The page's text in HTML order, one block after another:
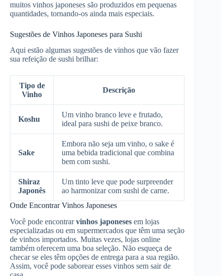
muitos vinhos japoneses são produzidos em pequenas
quantidades, tornando-os ainda mais especiais.
Sugestões de Vinhos Japoneses para Sushi
Aqui estão algumas sugestões de vinhos que vão fazer
sua refeição de sushi brilhar:
Tipo de
Vinho
Descrição
Koshu
Um vinho branco leve e frutado,
ideal para sushi de peixe branco.
Sake
Embora não seja um vinho, o sake é
uma bebida tradicional que combina
bem com sushi.
Shiraz
Japonês
Um tinto leve que pode surpreender
ao harmonizar com sushi de carne.
Onde Encontrar Vinhos Japoneses
Você pode encontrarvinhos japoneses em lojas
especializadas ou em supermercados que têm uma seção
de vinhos importados. Muitas vezes, lojas online
também oferecem uma boa seleção. Não esqueça de
checar se eles têm opções de entrega para a sua região.
Assim, você pode saborear esses vinhos sem sair de